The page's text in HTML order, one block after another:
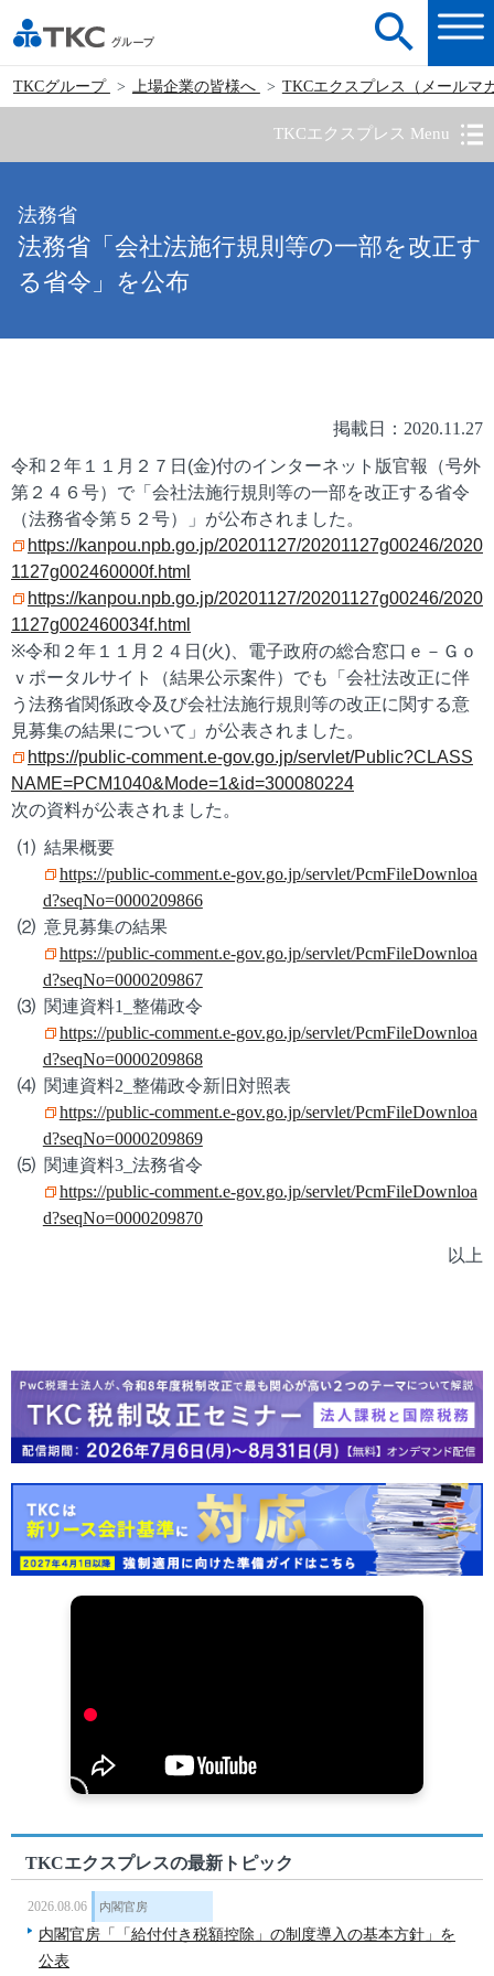
TKCグループ 上場企業の皆様へ TKCエクスプレス（メールマ
TKCエクスプレス Menu
法務省
法務省「会社法施行規則等の一部を改正す
る省令」を公布
掲載日：2020.11.27
令和２年１１月２７日(金)付のインターネット版官報（号外
第２４６号）で「会社法施行規則等の一部を改正する省令
（法務省令第５２号）」が公布されました。
https://kanpou.npb.go.jp/20201127/20201127g00246/2020
1127g002460000f.html
https://kanpou.npb.go.jp/20201127/20201127g00246/2020
1127g002460034f.html
※令和２年１１月２４日(火)、電子政府の総合窓口ｅ－Ｇｏ
ｖポータルサイト（結果公示案件）でも「会社法改正に伴
う法務省関係政令及び会社法施行規則等の改正に関する意
見募集の結果について」が公表されました。
https://public-comment.e-gov.go.jp/servlet/Public?CLASS
NAME=PCM1040&Mode=1&id=300080224
次の資料が公表されました。
結果概要
https://public-comment.e-gov.go.jp/servlet/PcmFileDownloa
d?seqNo=0000209866
意見募集の結果
https://public-comment.e-gov.go.jp/servlet/PcmFileDownloa
d?seqNo=0000209867
関連資料1_整備政令
https://public-comment.e-gov.go.jp/servlet/PcmFileDownloa
d?seqNo=0000209868
関連資料2_整備政令新旧対照表
https://public-comment.e-gov.go.jp/servlet/PcmFileDownloa
d?seqNo=0000209869
関連資料3_法務省令
https://public-comment.e-gov.go.jp/servlet/PcmFileDownloa
d?seqNo=0000209870
以上
TKCエクスプレスの最新トピック
2026.08.06 内閣官房
内閣官房「「給付付き税額控除」の制度導入の基本方針」を
公表